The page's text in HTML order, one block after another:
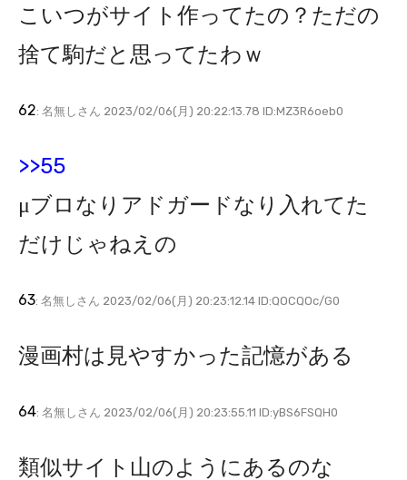
こいつがサイト作ってたの？ただの
捨て駒だと思ってたわｗ
62: 名無しさん 2023/02/06(月) 20:22:13.78 ID:MZ3R6oeb0
>>55
μブロなりアドガードなり入れてた
だけじゃねえの
63: 名無しさん 2023/02/06(月) 20:23:12.14 ID:QOCQOc/G0
漫画村は見やすかった記憶がある
64: 名無しさん 2023/02/06(月) 20:23:55.11 ID:yBS6FSQH0
類似サイト山のようにあるのな